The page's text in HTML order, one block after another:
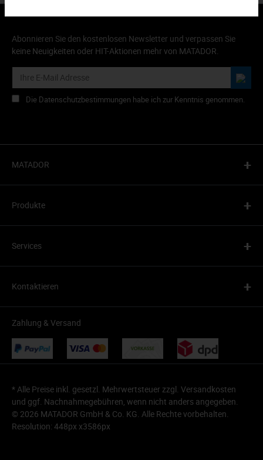
Abonnieren Sie den kostenlosen Newsletter und verpassen Sie
keine Neuigkeiten oder HIT-Aktionen mehr von MATADOR.
Die Datenschutzbestimmungen habe ich zur Kenntnis genommen.
MATADOR +
Produkte +
Services +
Kontaktieren +
Zahlung & Versand
* Alle Preise inkl. gesetzl. Mehrwertsteuer zzgl. Versandkosten
und ggf. Nachnahmegebühren, wenn nicht anders angegeben.
© 2026 MATADOR GmbH & Co. KG. Alle Rechte vorbehalten.
Resolution: 448px x3586px